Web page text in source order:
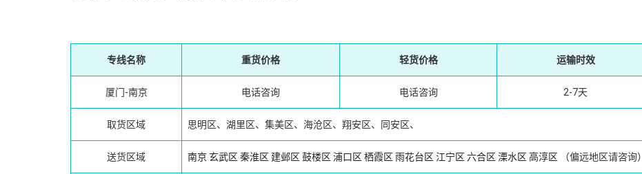
专线名称 重货价格 轻货价格 运输时效
厦门-南京 电话咨询 电话咨询 2-7天
取货区域 思明区、湖里区、集美区、海沧区、翔安区、同安区、
送货区域 南京玄武区 秦淮区 建邺区 鼓楼区 浦口区 栖霞区 雨花台区 江宁区 六合区 溧水区 高淳区 （偏远地区请咨询）